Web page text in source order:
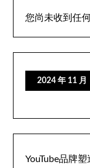
您尚未收到任
2024 年 11 月
YouTube品牌塑